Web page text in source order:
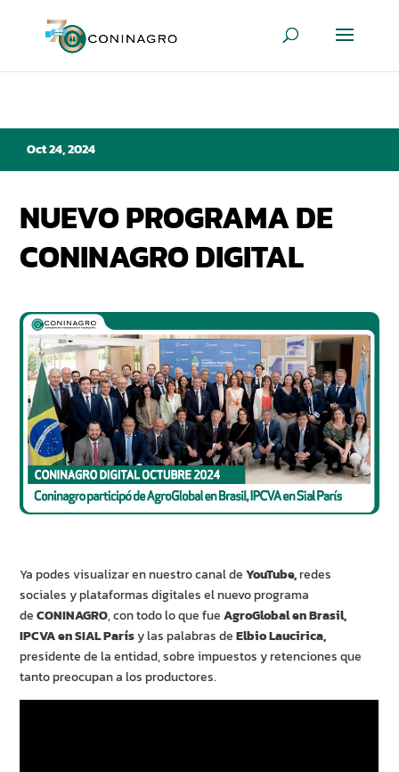
Oct 24, 2024
NUEVO PROGRAMA DE
CONINAGRO DIGITAL
Ya podes visualizar en nuestro canal deYouTube,redes
sociales y plataformas digitales el nuevo programa
deCONINAGRO, con todo lo que fueAgroGlobal en Brasil,
IPCVA en SIAL Parísy las palabras deElbio Laucirica,
presidente de la entidad, sobre impuestos y retenciones que
tanto preocupan a los productores.